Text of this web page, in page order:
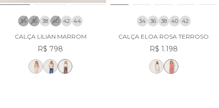
34 36 38 40 42 44
CALÇA LILIAN MARROM
R$ 798
34 36 38 40 42
CALÇA ELOA ROSA TERROSO
R$ 1.198